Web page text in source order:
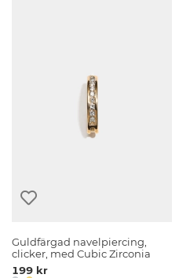
Guldfärgad navelpiercing,
clicker, med Cubic Zirconia
199 kr